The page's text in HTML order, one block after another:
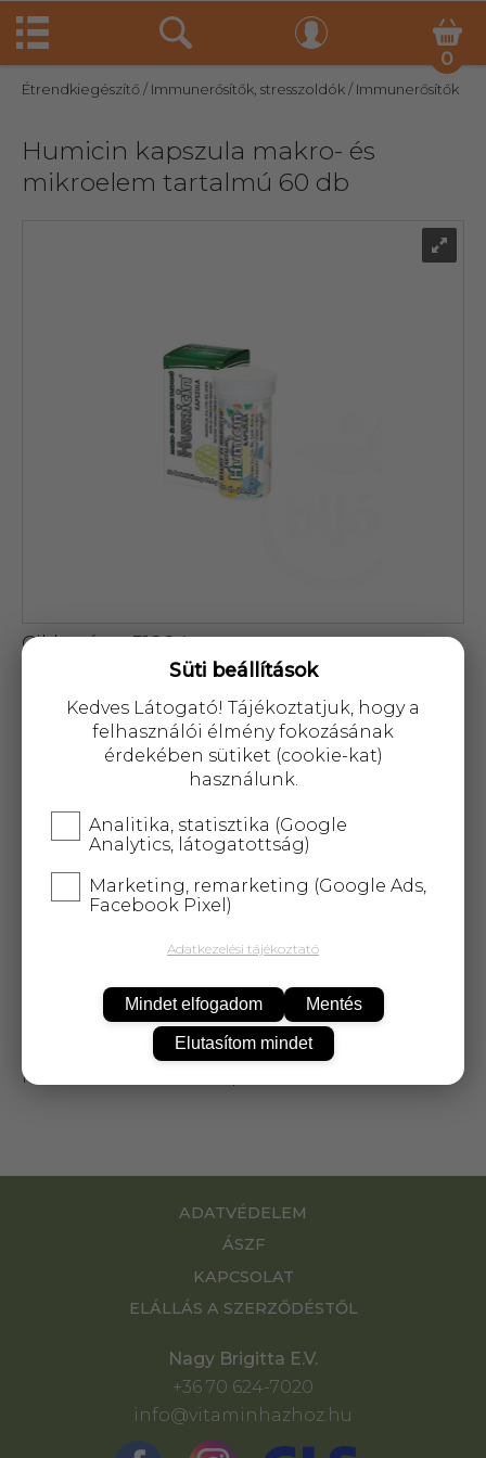
0
Étrendkiegészítő/ Immunerősítők, stresszoldók/ Immunerősítők
Humicin kapszula makro- és
mikroelem tartalmú 60 db
Cikkszám: 51994
A termék átmenetileg nem
rendelhető!
természetes huminsav-fulvosav tartalmú étrend-
kiegészítő, 210mg magnézium,10mg vas,7mg
cink,700µg réz,40µg szelén,30µkróm,40mg
huminsav-fulvosav 2 kapszulában
ADATVÉDELEM
ÁSZF
KAPCSOLAT
ELÁLLÁS A SZERZŐDÉSTŐL
Nagy Brigitta E.V.
+36 70 624-7020
info@vitaminhazhoz.hu
Süti beállítások
Kedves Látogató! Tájékoztatjuk, hogy a
felhasználói élmény fokozásának
érdekében sütiket (cookie-kat)
használunk.
Analitika, statisztika (Google
Analytics, látogatottság)
Marketing, remarketing (Google Ads,
Facebook Pixel)
Adatkezelési tájékoztató
Mindet elfogadom Mentés
Elutasítom mindet